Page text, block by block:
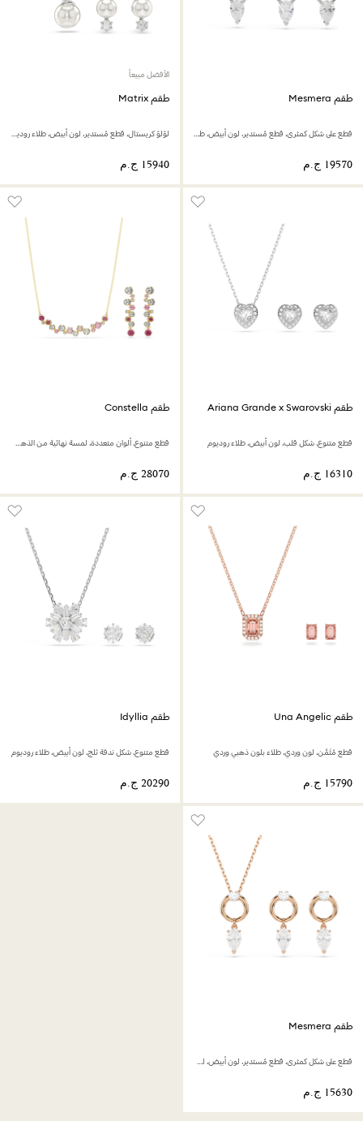
طقم Mesmera
قطع على شكل كمثرى، قطع مُستدير، لون أبيض، طلاء روديوم
الأفضل مبيعاً
طقم Matrix
لؤلؤ كريستال، قطع مُستدير، لون أبيض، طلاء روديوم
طقم Ariana Grande x Swarovski
قطع متنوع، شكل قلب، لون أبيض، طلاء روديوم
طقم Constella
قطع متنوع، ألوان متعددة، لمسة نهائية من الذهب عيار 18 قيراط
طقم Una Angelic
قطع مُثَمَّن، لون وردي، طلاء بلون ذهبي وردي
طقم Idyllia
قطع متنوع، شكل ندفة ثلج، لون أبيض، طلاء روديوم
طقم Mesmera
قطع على شكل كمثرى، قطع مُستدير، لون أبيض، لمسة نهائية من الذهب الوردي عيار 18 قيراط